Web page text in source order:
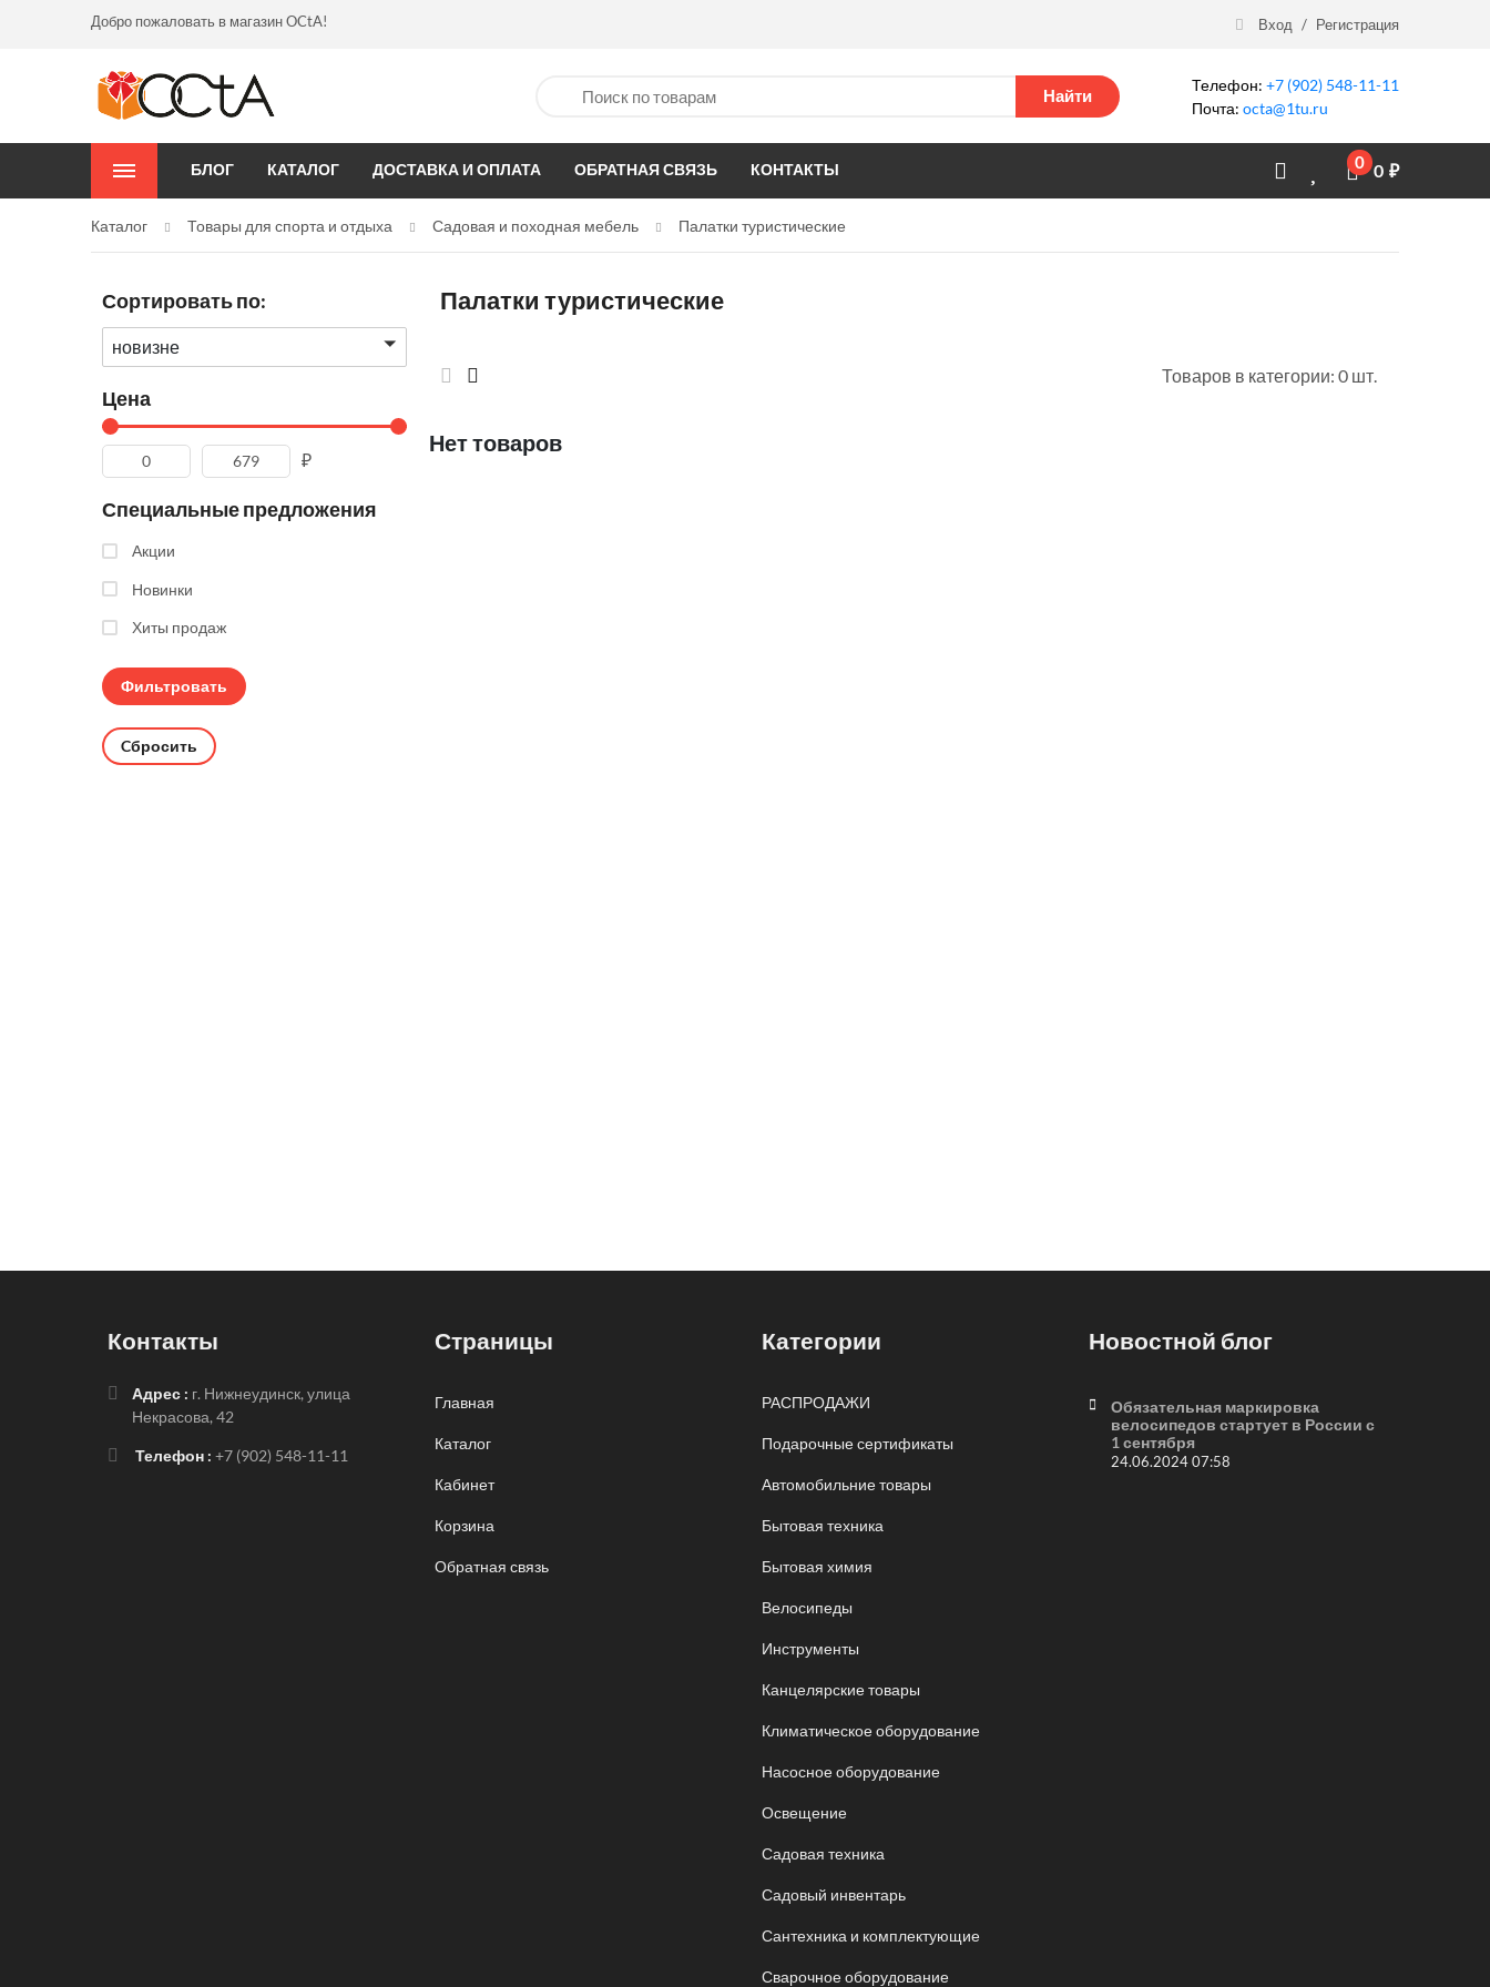
Добро пожаловать в магазин OCtA! Вход / Регистрация
Найти
Телефон: +7 (902) 548-11-11
Почта: octa@1tu.ru
БЛОГ КАТАЛОГ ДОСТАВКА И ОПЛАТА ОБРАТНАЯ СВЯЗЬ КОНТАКТЫ 0 0 ₽
Каталог Товары для спорта и отдыха Садовая и походная мебель Палатки туристические
Сортировать по:
новизне
Цена
₽
Специальные предложения
Акции
Новинки
Хиты продаж
Cбросить
Палатки туристические
Товаров в категории: 0 шт.
Нет товаров
Контакты
Адрес : г. Нижнеудинск, улица
Некрасова, 42
Телефон : +7 (902) 548-11-11
Страницы
Главная
Каталог
Кабинет
Корзина
Обратная связь
Категории
РАСПРОДАЖИ
Подарочные сертификаты
Автомобильние товары
Бытовая техника
Бытовая химия
Велосипеды
Инструменты
Канцелярские товары
Климатическое оборудование
Насосное оборудование
Освещение
Садовая техника
Садовый инвентарь
Сантехника и комплектующие
Сварочное оборудование
Новостной блог
Обязательная маркировка
велосипедов стартует в России с
1 сентября
24.06.2024 07:58